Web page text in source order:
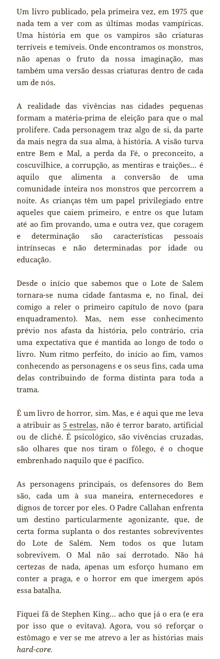
Um livro publicado, pela primeira vez, em 1975 que
nada tem a ver com as últimas modas vampíricas.
Uma história em que os vampiros são criaturas
terríveis e temíveis. Onde encontramos os monstros,
não apenas o fruto da nossa imaginação, mas
também uma versão dessas criaturas dentro de cada
um de nós.
A realidade das vivências nas cidades pequenas
formam a matéria-prima de eleição para que o mal
prolifere. Cada personagem traz algo de si, da parte
da mais negra da sua alma, à história. A visão turva
entre Bem e Mal, a perda da Fé, o preconceito, a
coscuvilhice, a corrupção, as mentiras e traições… é
aquilo que alimenta a conversão de uma
comunidade inteira nos monstros que percorrem a
noite. As crianças têm um papel privilegiado entre
aqueles que caiem primeiro, e entre os que lutam
até ao fim provando, uma e outra vez, que coragem
e determinação são características pessoais
intrínsecas e não determinadas por idade ou
educação.
Desde o início que sabemos que o Lote de Salem
tornara-se numa cidade fantasma e, no final, dei
comigo a reler o primeiro capítulo de novo (para
enquadramento). Mas, nem esse conhecimento
prévio nos afasta da história, pelo contrário, cria
uma expectativa que é mantida ao longo de todo o
livro. Num ritmo perfeito, do início ao fim, vamos
conhecendo as personagens e os seus fins, cada uma
delas contribuindo de forma distinta para toda a
trama.
É um livro de horror, sim. Mas, e é aqui que me leva
a atribuir as 5 estrelas, não é terror barato, artificial
ou de cliché. É psicológico, são vivências cruzadas,
são olhares que nos tiram o fôlego, é o choque
embrenhado naquilo que é pacífico.
As personagens principais, os defensores do Bem
são, cada um à sua maneira, enternecedores e
dignos de torcer por eles. O Padre Callahan enfrenta
um destino particularmente agonizante, que, de
certa forma suplanta o dos restantes sobreviventes
do Lote de Salém. Nem todos os que lutam
sobrevivem. O Mal não sai derrotado. Não há
certezas de nada, apenas um esforço humano em
conter a praga, e o horror em que imergem após
essa batalha.
Fiquei fã de Stephen King… acho que já o era (e era
por isso que o evitava). Agora, vou só reforçar o
estômago e ver se me atrevo a ler as histórias mais
hard-core.